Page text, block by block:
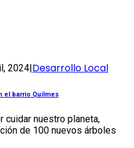
2024|Desarrollo Local
el barrio Quilmes
cuidar nuestro planeta,
de 100 nuevos árboles